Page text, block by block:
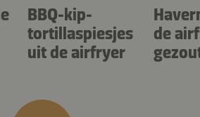
BBQ-kip-
tortillaspiesjes
uit de airfryer
de